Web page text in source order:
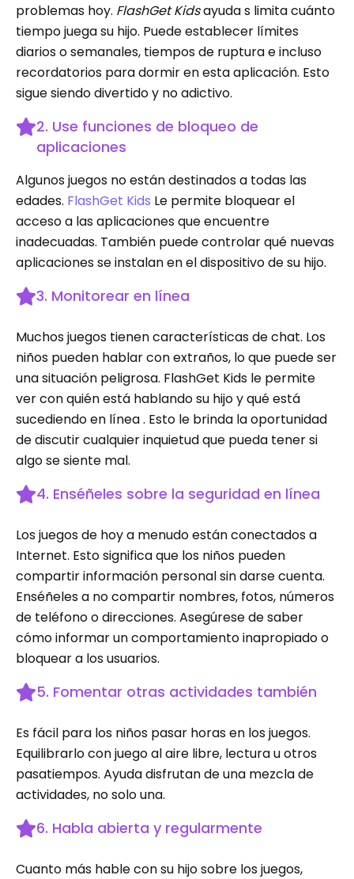
problemas hoy. FlashGet Kidsayuda s limita cuánto
tiempo juega su hijo. Puede establecer límites
diarios o semanales, tiempos de ruptura e incluso
recordatorios para dormir en esta aplicación. Esto
sigue siendo divertido y no adictivo.
2. Use funciones de bloqueo de
aplicaciones
Algunos juegos no están destinados a todas las
edades. FlashGet Kids Le permite bloquear el
acceso a las aplicaciones que encuentre
inadecuadas. También puede controlar qué nuevas
aplicaciones se instalan en el dispositivo de su hijo.
3. Monitorear en línea
Muchos juegos tienen características de chat. Los
niños pueden hablar con extraños, lo que puede ser
una situación peligrosa. FlashGet Kids le permite
ver con quién está hablando su hijo y qué está
sucediendo en línea . Esto le brinda la oportunidad
de discutir cualquier inquietud que pueda tener si
algo se siente mal.
4. Enséñeles sobre la seguridad en línea
Los juegos de hoy a menudo están conectados a
Internet. Esto significa que los niños pueden
compartir información personal sin darse cuenta.
Enséñeles a no compartir nombres, fotos, números
de teléfono o direcciones. Asegúrese de saber
cómo informar un comportamiento inapropiado o
bloquear a los usuarios.
5. Fomentar otras actividades también
Es fácil para los niños pasar horas en los juegos.
Equilibrarlo con juego al aire libre, lectura u otros
pasatiempos. Ayuda disfrutan de una mezcla de
actividades, no solo una.
6. Habla abierta y regularmente
Cuanto más hable con su hijo sobre los juegos,